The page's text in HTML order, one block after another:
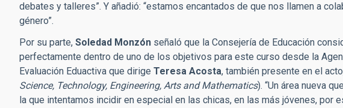
debates y talleres”. Y añadió: “estamos encantados de que nos llamen a
género”.
Por su parte, Soledad Monzón señaló que la Consejería de Educación
perfectamente dentro de uno de los objetivos para este curso desde la
Evaluación Eduactiva que dirige Teresa Acosta, también presente en el
Science, Technology, Engineering, Arts and Mathematics). “Un área nueva
la que intentamos incidir en especial en las chicas, en las más jóvenes, por